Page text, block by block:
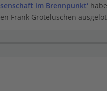
im Brennpunkt‘
Frank Grotelüschen